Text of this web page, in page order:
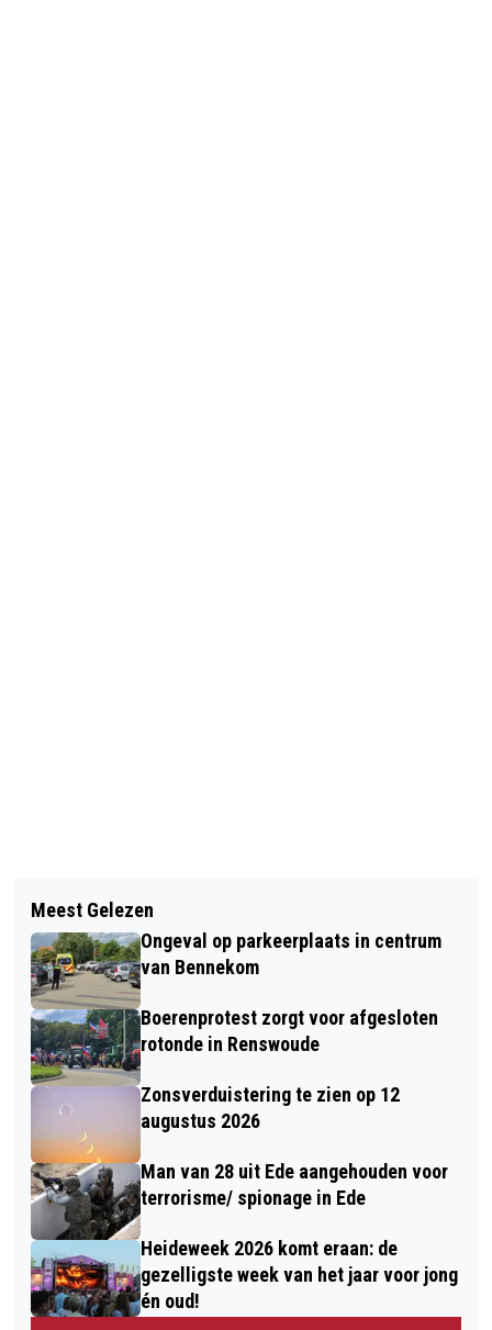
HET WEER MET PIET PAULUSMA
WIJZIGINGEN QUARANTAINEBELEID -
CORONA
Meest Gelezen
Ongeval op parkeerplaats in centrum
van Bennekom
Boerenprotest zorgt voor afgesloten
rotonde in Renswoude
Zonsverduistering te zien op 12
augustus 2026
Man van 28 uit Ede aangehouden voor
terrorisme/ spionage in Ede
Heideweek 2026 komt eraan: de
gezelligste week van het jaar voor jong
én oud!